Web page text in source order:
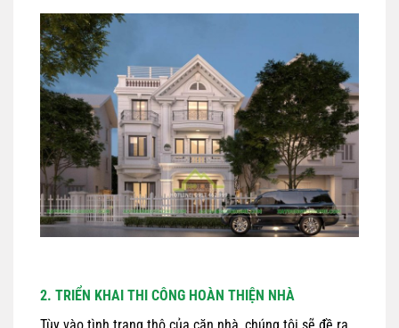
2. TRIỂN KHAI THI CÔNG HOÀN THIỆN NHÀ
Tùy vào tình trạng thô của căn nhà, chúng tôi sẽ đề ra